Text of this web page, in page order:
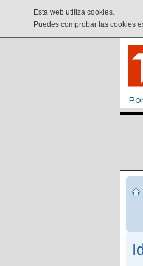
Esta web utiliza cookies.
Puedes comprobar las cookies